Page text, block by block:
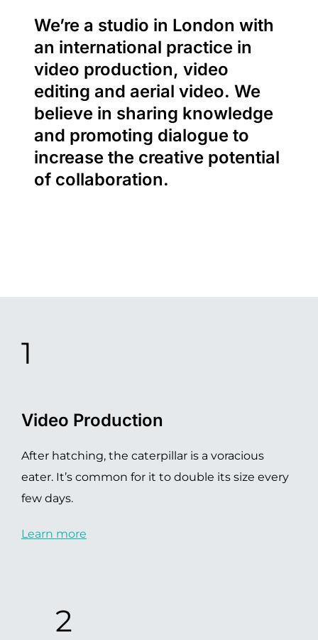
We’re a studio in London with
an international practice in
video production, video
editing and aerial video. We
believe in sharing knowledge
and promoting dialogue to
increase the creative potential
of collaboration.
1
Video Production
After hatching, the caterpillar is a voracious
eater. It’s common for it to double its size every
few days.
Learn more
2